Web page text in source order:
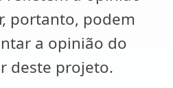
portanto, podem
a opinião do
deste projeto.